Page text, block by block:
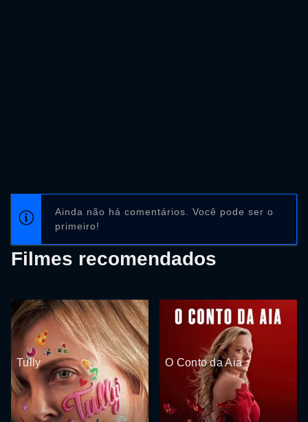
Ainda não há comentários. Você pode ser o
primeiro!
Filmes recomendados
Tully O Conto da Aia